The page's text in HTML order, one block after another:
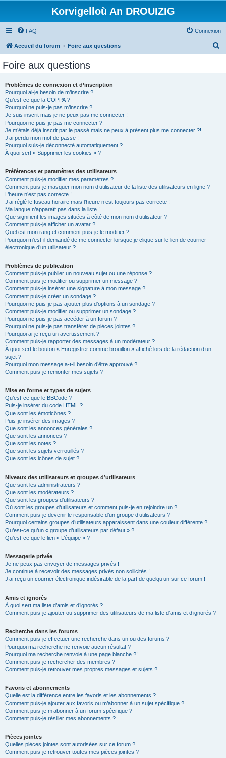
Korvigelloù An DROUIZIG
FAQ Connexion
Accueil du forum Foire aux questions
Foire aux questions
Problèmes de connexion et d’inscription
Pourquoi ai-je besoin de m’inscrire ?
Qu’est-ce que la COPPA ?
Pourquoi ne puis-je pas m’inscrire ?
Je suis inscrit mais je ne peux pas me connecter !
Pourquoi ne puis-je pas me connecter ?
Je m’étais déjà inscrit par le passé mais ne peux à présent plus me connecter ?!
J’ai perdu mon mot de passe !
Pourquoi suis-je déconnecté automatiquement ?
À quoi sert « Supprimer les cookies » ?
Préférences et paramètres des utilisateurs
Comment puis-je modifier mes paramètres ?
Comment puis-je masquer mon nom d’utilisateur de la liste des utilisateurs en ligne ?
L’heure n’est pas correcte !
J’ai réglé le fuseau horaire mais l’heure n’est toujours pas correcte !
Ma langue n’apparaît pas dans la liste !
Que signifient les images situées à côté de mon nom d’utilisateur ?
Comment puis-je afficher un avatar ?
Quel est mon rang et comment puis-je le modifier ?
Pourquoi m’est-il demandé de me connecter lorsque je clique sur le lien de courrier
électronique d’un utilisateur ?
Problèmes de publication
Comment puis-je publier un nouveau sujet ou une réponse ?
Comment puis-je modifier ou supprimer un message ?
Comment puis-je insérer une signature à mon message ?
Comment puis-je créer un sondage ?
Pourquoi ne puis-je pas ajouter plus d’options à un sondage ?
Comment puis-je modifier ou supprimer un sondage ?
Pourquoi ne puis-je pas accéder à un forum ?
Pourquoi ne puis-je pas transférer de pièces jointes ?
Pourquoi ai-je reçu un avertissement ?
Comment puis-je rapporter des messages à un modérateur ?
À quoi sert le bouton « Enregistrer comme brouillon » affiché lors de la rédaction d’un
sujet ?
Pourquoi mon message a-t-il besoin d’être approuvé ?
Comment puis-je remonter mes sujets ?
Mise en forme et types de sujets
Qu’est-ce que le BBCode ?
Puis-je insérer du code HTML ?
Que sont les émoticônes ?
Puis-je insérer des images ?
Que sont les annonces générales ?
Que sont les annonces ?
Que sont les notes ?
Que sont les sujets verrouillés ?
Que sont les icônes de sujet ?
Niveaux des utilisateurs et groupes d’utilisateurs
Que sont les administrateurs ?
Que sont les modérateurs ?
Que sont les groupes d’utilisateurs ?
Où sont les groupes d’utilisateurs et comment puis-je en rejoindre un ?
Comment puis-je devenir le responsable d’un groupe d’utilisateurs ?
Pourquoi certains groupes d’utilisateurs apparaissent dans une couleur différente ?
Qu’est-ce qu’un « groupe d’utilisateurs par défaut » ?
Qu’est-ce que le lien « L’équipe » ?
Messagerie privée
Je ne peux pas envoyer de messages privés !
Je continue à recevoir des messages privés non sollicités !
J’ai reçu un courrier électronique indésirable de la part de quelqu’un sur ce forum !
Amis et ignorés
À quoi sert ma liste d’amis et d’ignorés ?
Comment puis-je ajouter ou supprimer des utilisateurs de ma liste d’amis et d’ignorés ?
Recherche dans les forums
Comment puis-je effectuer une recherche dans un ou des forums ?
Pourquoi ma recherche ne renvoie aucun résultat ?
Pourquoi ma recherche renvoie à une page blanche ?!
Comment puis-je rechercher des membres ?
Comment puis-je retrouver mes propres messages et sujets ?
Favoris et abonnements
Quelle est la différence entre les favoris et les abonnements ?
Comment puis-je ajouter aux favoris ou m’abonner à un sujet spécifique ?
Comment puis-je m’abonner à un forum spécifique ?
Comment puis-je résilier mes abonnements ?
Pièces jointes
Quelles pièces jointes sont autorisées sur ce forum ?
Comment puis-je retrouver toutes mes pièces jointes ?